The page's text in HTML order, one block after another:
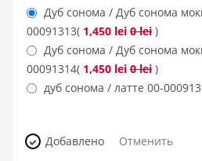
Дуб сонома / Дуб сонома
00091313( 1,450 lei 0 lei )
Дуб сонома / Дуб сонома
00091314( 1,450 lei 0 lei )
дуб сонома / латте 00-
Добавлено Отменить